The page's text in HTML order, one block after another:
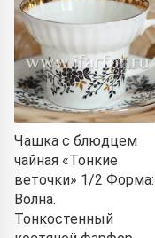
Чашка с блюдцем
чайная «Тонкие
веточки» 1/2 Форма:
Волна.
Тонкостенный